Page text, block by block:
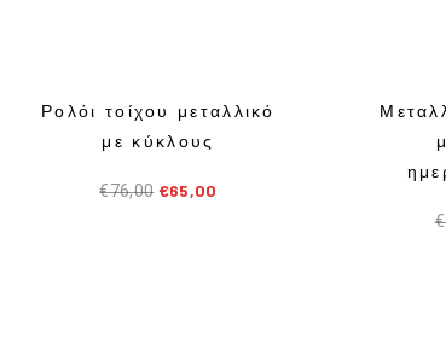
Ρολόι τοίχου μεταλλικό
με κύκλους
€76,00 €65,00
€